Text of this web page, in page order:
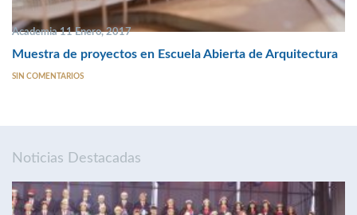
Academia 11 Enero, 2017
Muestra de proyectos en Escuela Abierta de Arquitectura
SIN COMENTARIOS
Noticias Destacadas